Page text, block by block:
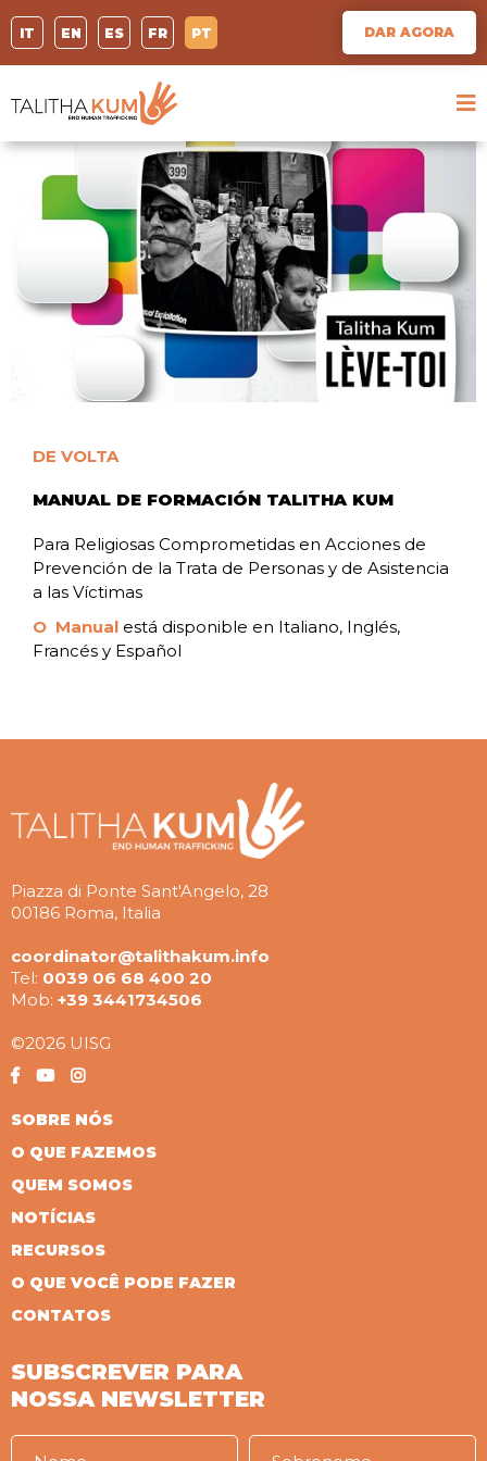
IT EN ES FR PT DAR AGORA
DE VOLTA
MANUAL DE FORMACIÓN TALITHA KUM
Para Religiosas Comprometidas en Acciones de
Prevención de la Trata de Personas y de Asistencia
a las Víctimas
O Manual está disponible en Italiano, Inglés,
Francés y Español
Piazza di Ponte Sant'Angelo, 28
00186 Roma, Italia
coordinator@talithakum.info
Tel: 0039 06 68 400 20
Mob: +39 3441734506
©2026 UISG
SOBRE NÓS
O QUE FAZEMOS
QUEM SOMOS
NOTÍCIAS
RECURSOS
O QUE VOCÊ PODE FAZER
CONTATOS
SUBSCREVER PARA
NOSSA NEWSLETTER